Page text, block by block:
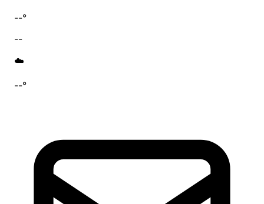
--°
--
☁️
--°